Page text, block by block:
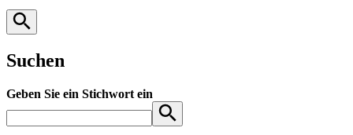
Suchen
Geben Sie ein Stichwort ein